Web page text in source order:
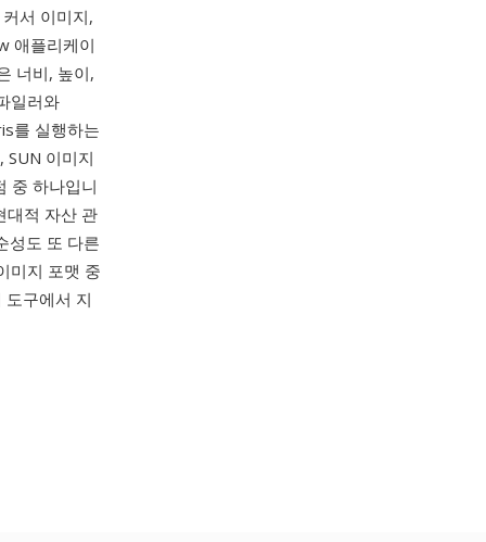
서 이미지,
애플리케이
너비, 높이,
일러와
를 실행하는
SUN 이미지
중 하나입니
대적 자산 관
성도 또 다른
미지 포맷 중
도구에서 지